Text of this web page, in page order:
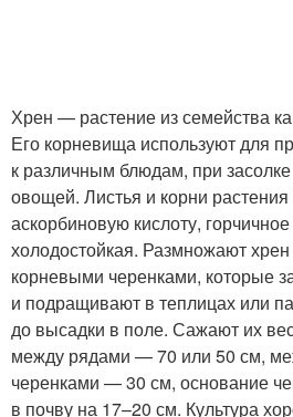
Хрен — растение из семейства
Его корневища используют для
к различным блюдам, при
овощей. Листья и корни
аскорбиновую кислоту,
холодостойкая. Размножают
корневыми черенками, которые
и подращивают в теплицах или
до высадки в поле. Сажают их
между рядами — 70 или 50 см,
черенками — 30 см, основание
в почву на 17–20 см. Культура